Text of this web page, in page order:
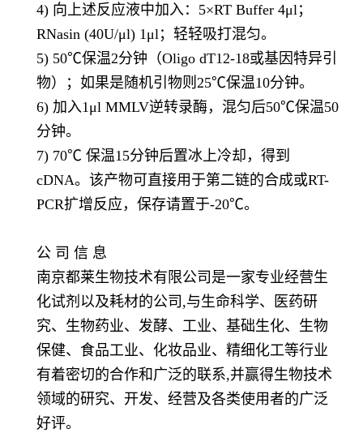
4) 向上述反应液中加入： 5×RT Buffer 4μl ；
RNasin (40U/μl) 1μl ；轻轻吸打混匀。
5) 50℃保温2分钟（Oligo dT12-18或基因特异引
物）；如果是随机引物则 25℃保温10分钟。
6) 加入1μl MMLV逆转录酶，混匀后50℃保温50
分钟。
7) 70℃ 保温15分钟后置冰上冷却，得到
cDNA。该产物可直接用于第二链的合成或RT-
PCR扩增反应，保存请置于-20℃。
公 司 信 息
南京都莱生物技术有限公司是一家专业经营生
化试剂以及耗材的公司 ,与生命科学、医药研
究、生物药业、发酵、工业、基础生化、生物
保健、食品工业、化妆品业、精细化工等行业
有着密切的合作和广泛的联系,并赢得生物技术
领域的研究、开发、经营及各类使用者的广泛
好评。